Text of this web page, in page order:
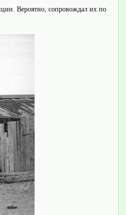
Вероятно, сопровождал их по